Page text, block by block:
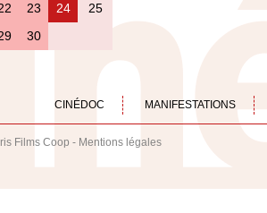
23 24
25
30
CINÉDOC MANIFESTATIONS
Films Coop - Mentions légales